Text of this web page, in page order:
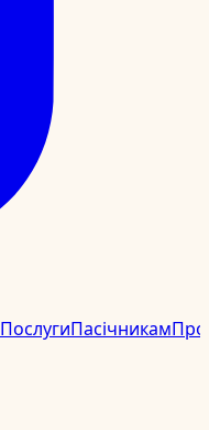
ПослугиПасічникамПро